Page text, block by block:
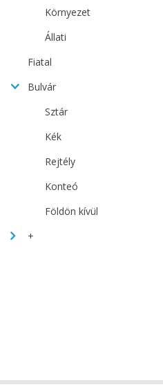
Környezet
Állati
Fiatal
Bulvár
Sztár
Kék
Rejtély
Konteó
Földön kívül
+